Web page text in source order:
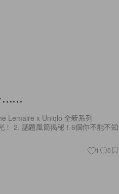
⋯⋯
Lemaire x Uniqlo 全新系列
！ 2. 話題風筒揭秘！6個你不能不知
1 0